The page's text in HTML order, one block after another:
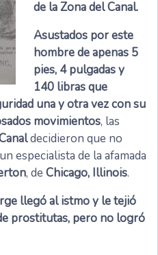
de la Zona del Canal.
Asustados por este
hombre de apenas 5
pies, 4 pulgadas y
140 libras que
una y otra vez con su
movimientos, las
decidieron que no
especialista de la afamada
, de Chicago, Illinois.
llegó al istmo y le tejió
prostitutas, pero no logró